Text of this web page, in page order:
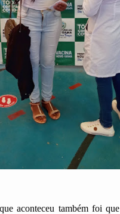
aconteceu também foi que